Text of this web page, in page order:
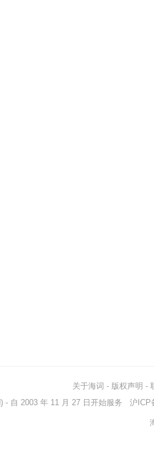
关于海词 - 版权声明 -
- 自 2003 年 11 月 27 日开始服务 沪ICP